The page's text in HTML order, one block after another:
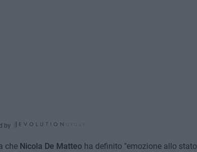
by
che Nicola De Matteo ha definito "emozione allo stato